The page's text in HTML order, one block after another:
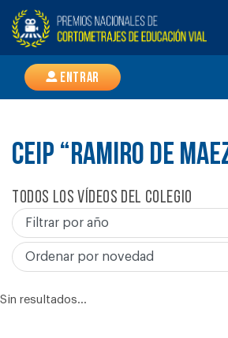
Entrar
CEIP “RAMIRO DE
Todos los vídeos del colegio
Sin resultados...